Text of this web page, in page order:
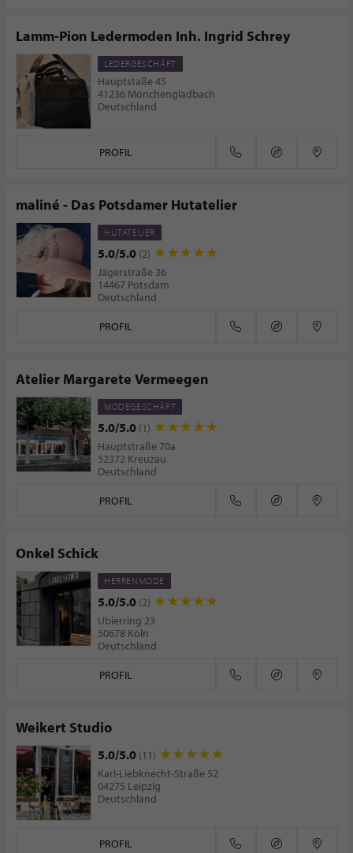
Lamm-Pion Ledermoden Inh. Ingrid Schrey
LEDERGESCHÄFT
Hauptstaße 45
41236 Mönchengladbach
Deutschland
PROFIL
maliné - Das Potsdamer Hutatelier
HUTATELIER
5.0/5.0 (2)
Jägerstraße 36
14467 Potsdam
Deutschland
PROFIL
Atelier Margarete Vermeegen
MODEGESCHÄFT
5.0/5.0 (1)
Hauptstraße 70a
52372 Kreuzau
Deutschland
PROFIL
Onkel Schick
HERRENMODE
5.0/5.0 (2)
Ubierring 23
50678 Köln
Deutschland
PROFIL
Weikert Studio
5.0/5.0 (11)
Karl-Liebknecht-Straße 52
04275 Leipzig
Deutschland
PROFIL